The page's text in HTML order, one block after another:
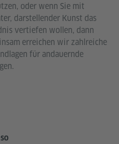
oder wenn Sie mit
darstellender Kunst das
vertiefen wollen, dann
erreichen wir zahlreiche
für andauernde